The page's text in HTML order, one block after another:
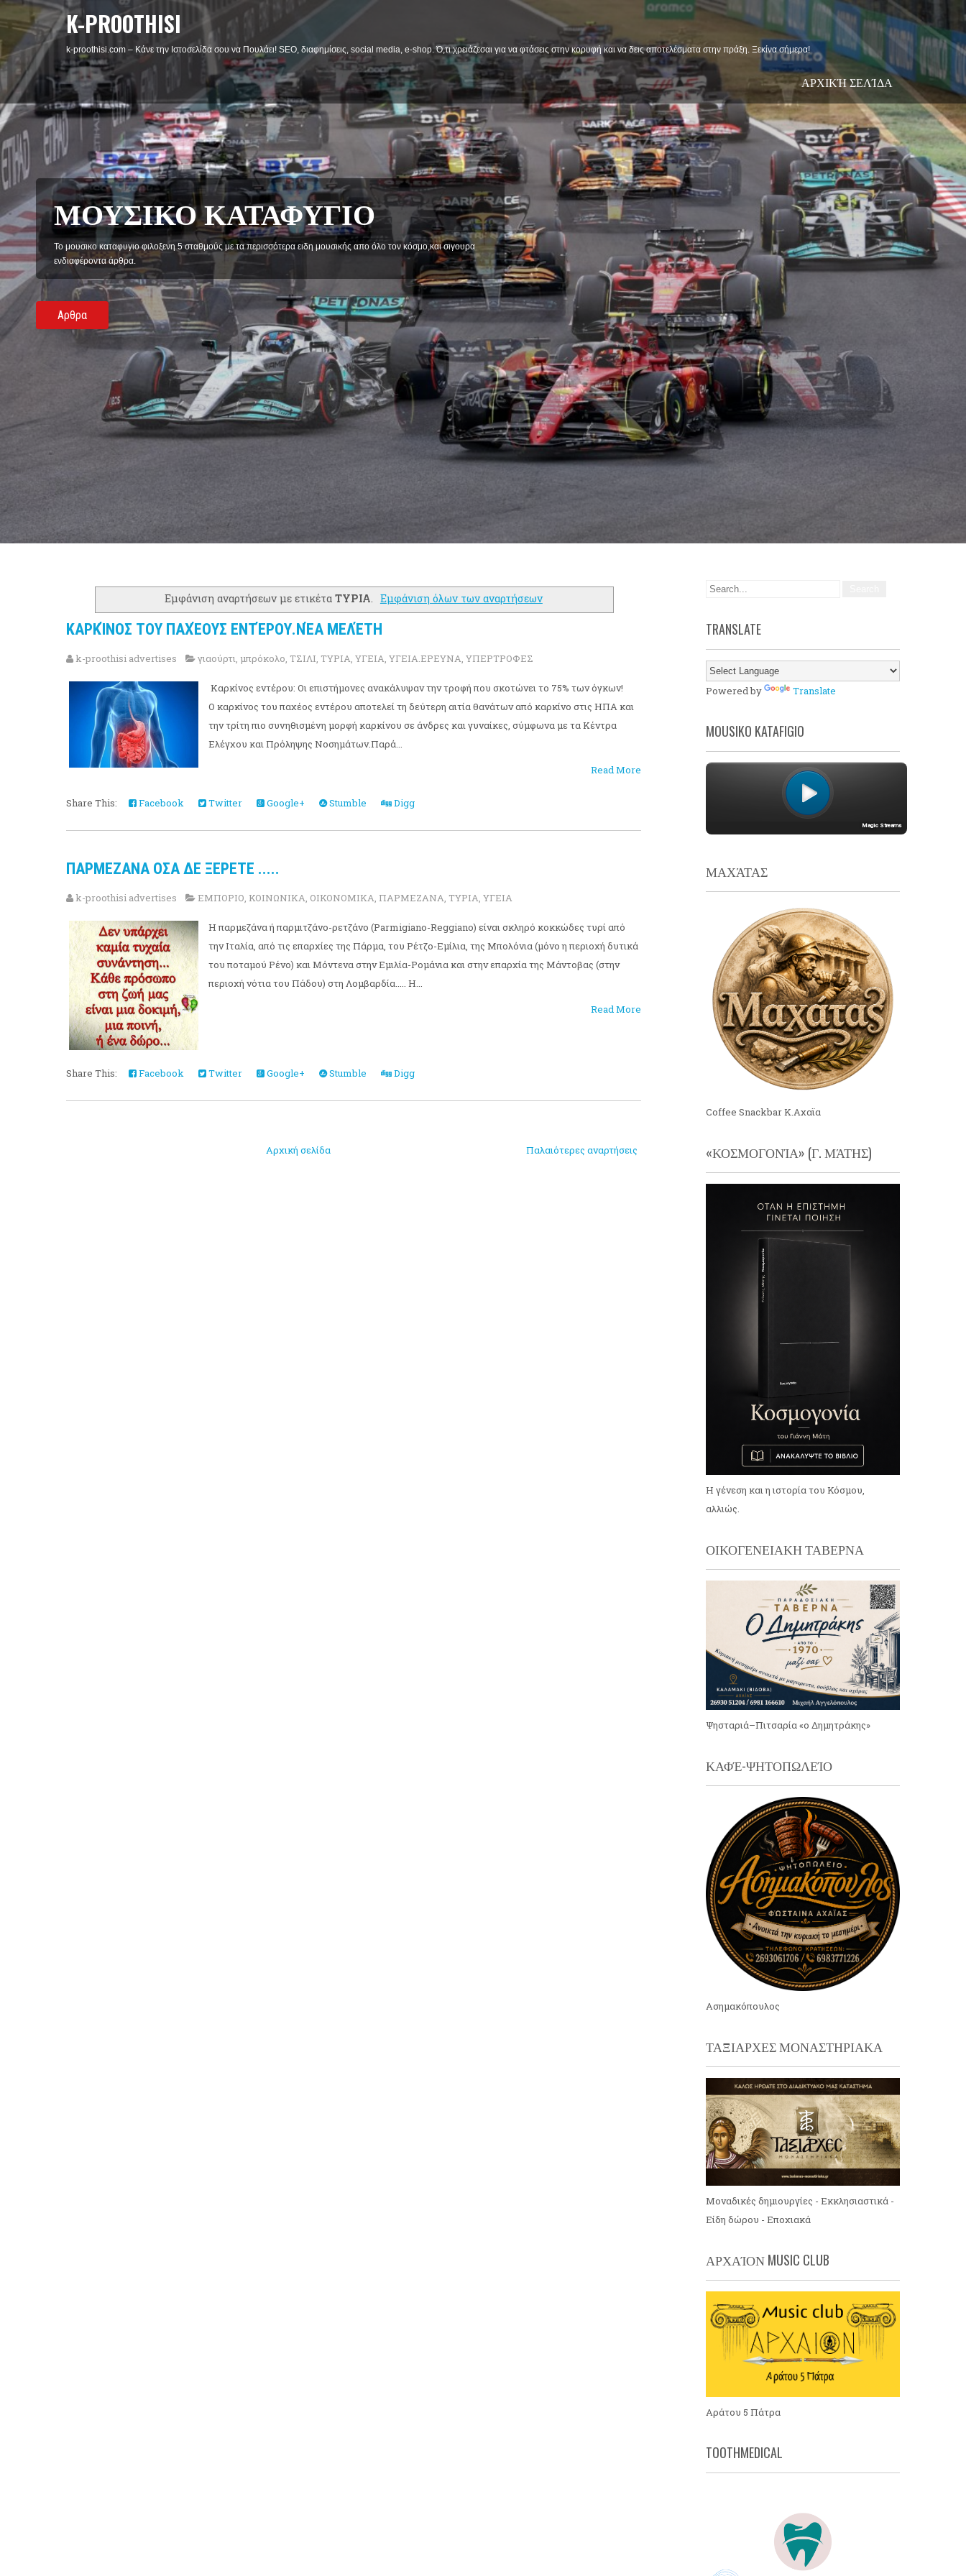
K-PROOTHISI
k-proothisi.com – Κάνε την Ιστοσελίδα σου να Πουλάει! SEO, διαφημίσεις, social media, e-shop. Ό,τι χρειάζεσαι για να φτάσεις στην κορυφή και να δεις αποτελέσματα στην πράξη. Ξεκίνα σήμερα!
ΑΡΧΙΚΉ ΣΕΛΊΔΑ
ΦΙΛΟΜΑΘΕΙΑ
Η Φιλομάθεια φιλοξενή άρθρα κοινωνικού και ψυχολογικού χαρακτήρα στηριξεις και προβληματισμού.
philomathiaplus
Εμφάνιση αναρτήσεων με ετικέταΤΥΡΙΑ. Εμφάνιση όλων των αναρτήσεων
ΚΑΡΚΊΝΟΣ ΤΟΥ ΠΑΧΈΟΥΣ ΕΝΤΈΡΟΥ.ΝΈΑ ΜΕΛΈΤΗ
k-proothisi advertises γιαούρτι μπρόκολο ΤΣΙΛΙ ΤΥΡΙΑ ΥΓΕΙΑ ΥΓΕΙΑ.ΕΡΕΥΝΑ ΥΠΕΡΤΡΟΦΕΣ
Καρκίνος εντέρου: Οι επιστήμονες ανακάλυψαν την τροφή που σκοτώνει το 75% των όγκων!
Ο καρκίνος του παχέος εντέρου αποτελεί τη δεύτερη αιτία θανάτων από καρκίνο στις ΗΠΑ και
την τρίτη πιο συνηθισμένη μορφή καρκίνου σε άνδρες και γυναίκες, σύμφωνα με τα Κέντρα
Ελέγχου και Πρόληψης Νοσημάτων.Παρά...
Read More
Share This: Facebook Twitter Google+ Stumble Digg
ΠΑΡΜΕΖΑΝΑ ΟΣΑ ΔΕ ΞΕΡΕΤΕ .....
k-proothisi advertises ΕΜΠΟΡΙΟ ΚΟΙΝΩΝΙΚΑ ΟΙΚΟΝΟΜΙΚΑ ΠΑΡΜΕΖΑΝΑ ΤΥΡΙΑ ΥΓΕΙΑ
Η παρμεζάνα ή παρμιτζάνο-ρετζάνο (Parmigiano-Reggiano) είναι σκληρό κοκκώδες τυρί από
την Ιταλία, από τις επαρχίες της Πάρμα, του Ρέτζο-Εμίλια, της Μπολόνια (μόνο η περιοχή δυτικά
του ποταμού Ρένο) και Μόντενα στην Εμιλία-Ρομάνια και στην επαρχία της Μάντοβας (στην
περιοχή νότια του Πάδου) στη Λομβαρδία..... Η...
Read More
Share This: Facebook Twitter Google+ Stumble Digg
Παλαιότερες αναρτήσεις
Αρχική σελίδα
TRANSLATE
Powered by Translate
MOUSIKO KATAFIGIO
ΜΑΧΆΤΑΣ
Coffee Snackbar Κ.Αχαϊα
«ΚΟΣΜΟΓΟΝΊΑ» (Γ. ΜΆΤΗΣ)
Η γένεση και η ιστορία του Κόσμου,
αλλιώς.
ΟΙΚΟΓΕΝΕΙΑΚΗ ΤΑΒΕΡΝΑ
Ψησταριά–Πιτσαρία «ο Δημητράκης»
ΚΑΦΈ-ΨΗΤΟΠΩΛΕΊΟ
Ασημακόπουλος
ΤΑΞΙΑΡΧΕΣ ΜΟΝΑΣΤΗΡΙΑΚΑ
Μοναδικές δημιουργίες - Εκκλησιαστικά -
Είδη δώρου - Εποχιακά
ΑΡΧΑΊΟΝ MUSIC CLUB
Αράτου 5 Πάτρα
TOOTHMEDICAL